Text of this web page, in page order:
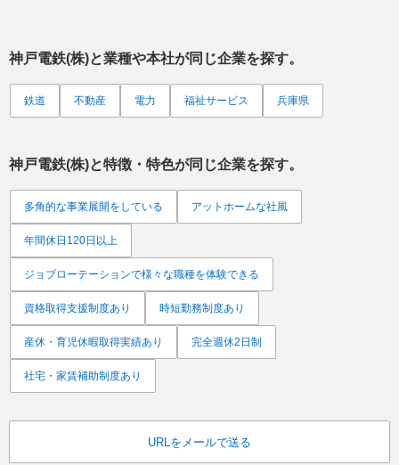
神戸電鉄(株)と業種や本社が同じ企業を探す。
鉄道 不動産 電力 福祉サービス 兵庫県
神戸電鉄(株)と特徴・特色が同じ企業を探す。
多角的な事業展開をしている アットホームな社風
年間休日120日以上
ジョブローテーションで様々な職種を体験できる
資格取得支援制度あり 時短勤務制度あり
産休・育児休暇取得実績あり 完全週休2日制
社宅・家賃補助制度あり
URLをメールで送る